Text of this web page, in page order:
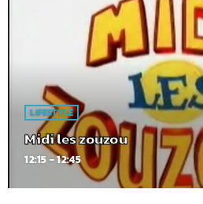
LIFESTYLE
Midi les zouzou
12:15 - 12:45